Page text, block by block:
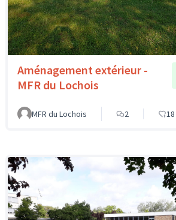
Aménagement extérieur -
MFR du Lochois
MFR du Lochois 2 18